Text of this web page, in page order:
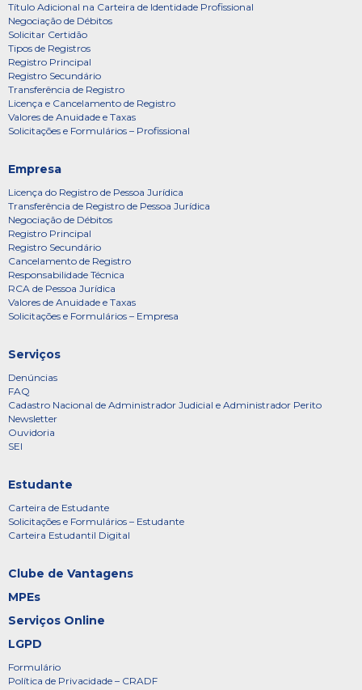
Título Adicional na Carteira de Identidade Profissional
Negociação de Débitos
Solicitar Certidão
Tipos de Registros
Registro Principal
Registro Secundário
Transferência de Registro
Licença e Cancelamento de Registro
Valores de Anuidade e Taxas
Solicitações e Formulários – Profissional
Empresa
Licença do Registro de Pessoa Jurídica
Transferência de Registro de Pessoa Jurídica
Negociação de Débitos
Registro Principal
Registro Secundário
Cancelamento de Registro
Responsabilidade Técnica
RCA de Pessoa Jurídica
Valores de Anuidade e Taxas
Solicitações e Formulários – Empresa
Serviços
Denúncias
FAQ
Cadastro Nacional de Administrador Judicial e Administrador Perito
Newsletter
Ouvidoria
SEI
Estudante
Carteira de Estudante
Solicitações e Formulários – Estudante
Carteira Estudantil Digital
Clube de Vantagens
MPEs
Serviços Online
LGPD
Formulário
Política de Privacidade – CRADF